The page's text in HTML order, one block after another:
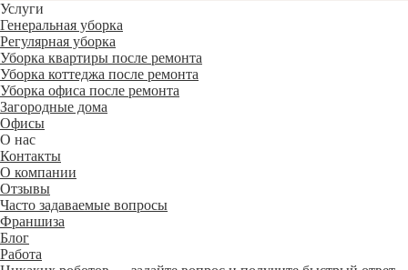
Услуги
Генеральная уборка
Регулярная уборка
Уборка квартиры после ремонта
Уборка коттеджа после ремонта
Уборка офиса после ремонта
Загородные дома
Офисы
О нас
Контакты
О компании
Отзывы
Часто задаваемые вопросы
Франшиза
Блог
Работа